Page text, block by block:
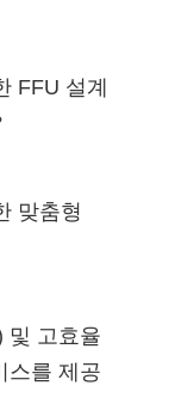
FFU 설계
맞춤형
및 고효율
스를 제공